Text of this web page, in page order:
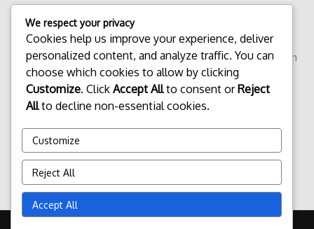
Dikonsumsi
Kembalikan Menu MBG Tidak
Layak Dikonsumsi Dua sekolah
dasar (SD) di Kabupaten
Karangasem mengambil
langkah tegas dengan
Bergizi Gratis (MBG) yang di
admin Februari 5, 2026
Read More
We respect your privacy
Cookies help us improve your experience, deliver
personalized content, and analyze traffic. You can
choose which cookies to allow by clicking
Customize. Click Accept Allto consent orReject
Allto decline non-essential cookies.
Customize
Reject All
Accept All